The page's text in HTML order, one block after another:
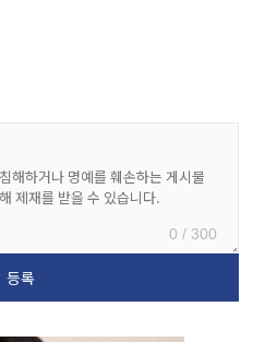
0 / 300